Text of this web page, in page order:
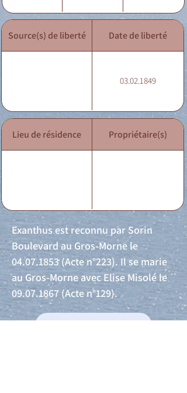
Source(s) de liberté Date de liberté
03.02.1849
Lieu de résidence Propriétaire(s)
Exanthus est reconnu par Sorin
Boulevard au Gros-Morne le
04.07.1853(Acte n°223). Il se marie
au Gros-Morne avec Elise Misolé le
09.07.1867 (Acte n°129).